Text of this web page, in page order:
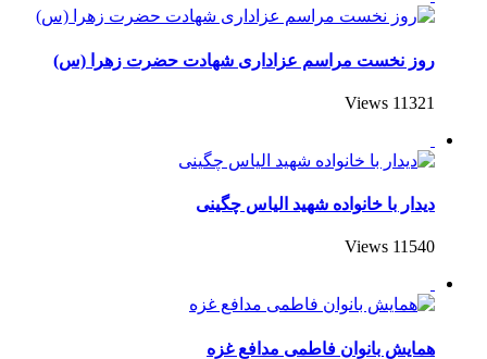
روز نخست مراسم عزاداری شهادت حضرت زهرا (س)
11321 Views
دیدار با خانواده شهید الیاس چگینی
11540 Views
همایش بانوان فاطمی مدافع غزه